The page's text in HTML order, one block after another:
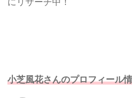
小芝風花さんのプロフィール